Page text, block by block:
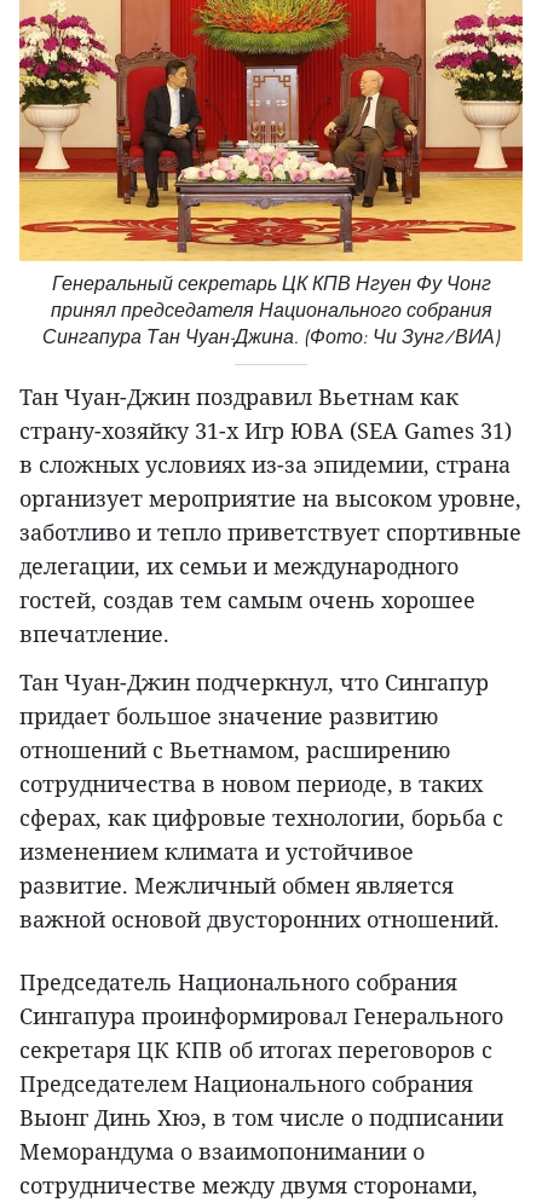
Генеральный секретарь ЦК КПВ Нгуен Фу Чонг
принял председателя Национального собрания
Сингапура Тан Чуан-Джина. (Фото: Чи Зунг/ВИА)
Тан Чуан-Джин поздравил Вьетнам как
страну-хозяйку 31-х Игр ЮВА (SEA Games 31)
в сложных условиях из-за эпидемии, страна
организует мероприятие на высоком уровне,
заботливо и тепло приветствует спортивные
делегации, их семьи и международного
гостей, создав тем самым очень хорошее
впечатление.
Тан Чуан-Джин подчеркнул, что Сингапур
придает большое значение развитию
отношений с Вьетнамом, расширению
сотрудничества в новом периоде, в таких
сферах, как цифровые технологии, борьба с
изменением климата и устойчивое
развитие. Межличный обмен является
важной основой двусторонних отношений.
Председатель Национального собрания
Сингапура проинформировал Генерального
секретаря ЦК КПВ об итогах переговоров с
Председателем Национального собрания
Выонг Динь Хюэ, в том числе о подписании
Меморандума о взаимопонимании о
сотрудничестве между двумя сторонами,